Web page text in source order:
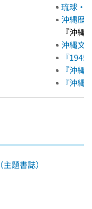
琉球・
沖縄歴
『沖
沖縄文
『
『沖縄
『沖縄
題書誌）